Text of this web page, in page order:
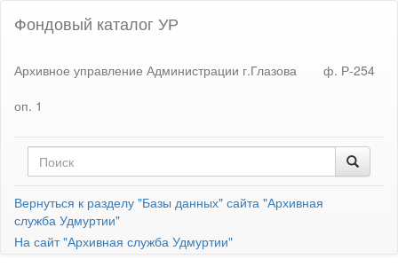
Фондовый каталог УР
Архивное управление Администрации г.Глазова
ф. Р-254
оп. 1
Вернуться к разделу "Базы данных" сайта "Архивная
служба Удмуртии"
На сайт "Архивная служба Удмуртии"